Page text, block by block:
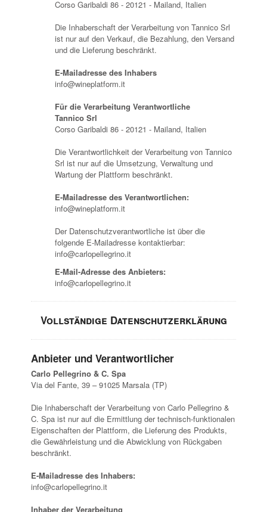
Corso Garibaldi 86 - 20121 - Mailand, Italien
Die Inhaberschaft der Verarbeitung von Tannico Srl
ist nur auf den Verkauf, die Bezahlung, den Versand
und die Lieferung beschränkt.
E-Mailadresse des Inhabers
info@wineplatform.it
Für die Verarbeitung Verantwortliche
Tannico Srl
Corso Garibaldi 86 - 20121 - Mailand, Italien
Die Verantwortlichkeit der Verarbeitung von Tannico
Srl ist nur auf die Umsetzung, Verwaltung und
Wartung der Plattform beschränkt.
E-Mailadresse des Verantwortlichen:
info@wineplatform.it
Der Datenschutzverantwortliche ist über die
folgende E-Mailadresse kontaktierbar:
info@carlopellegrino.it
E-Mail-Adresse des Anbieters:
info@carlopellegrino.it
Vollständige Datenschutzerklärung
Anbieter und Verantwortlicher
Carlo Pellegrino & C. Spa
Via del Fante, 39 – 91025 Marsala (TP)
Die Inhaberschaft der Verarbeitung von Carlo Pellegrino &
C. Spa ist nur auf die Ermittlung der technisch-funktionalen
Eigenschaften der Plattform, die Lieferung des Produkts,
die Gewährleistung und die Abwicklung von Rückgaben
beschränkt.
E-Mailadresse des Inhabers:
info@carlopellegrino.it
Inhaber der Verarbeitung